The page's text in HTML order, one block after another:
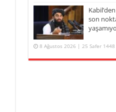
son
8 Ağustos 2026 | 25 Safer